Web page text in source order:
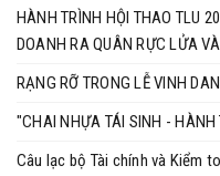
HÀNH TRÌNH HỘI THAO TLU
DOANH RA QUÂN RỰC LỬA
RẠNG RỠ TRONG LỄ VINH
"CHAI NHỰA TÁI SINH - HÀNH
Câu lạc bộ Tài chính và Kiểm